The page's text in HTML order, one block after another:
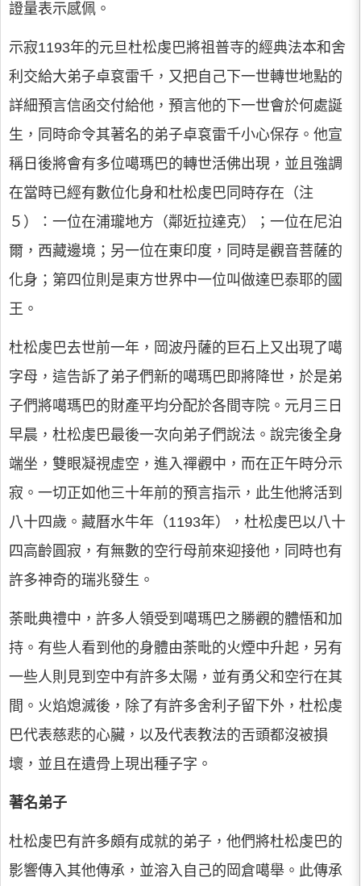
證量表示感佩。
示寂1193年的元旦杜松虔巴將祖普寺的經典法本和舍
利交給大弟子卓袞雷千，又把自己下一世轉世地點的
詳細預言信函交付給他，預言他的下一世會於何處誕
生，同時命令其著名的弟子卓袞雷千小心保存。他宣
稱日後將會有多位噶瑪巴的轉世活佛出現，並且強調
在當時已經有數位化身和杜松虔巴同時存在（注
５）：一位在浦瓏地方（鄰近拉達克）；一位在尼泊
爾，西藏邊境；另一位在東印度，同時是觀音菩薩的
化身；第四位則是東方世界中一位叫做達巴泰耶的國
王。
杜松虔巴去世前一年，岡波丹薩的巨石上又出現了噶
字母，這告訴了弟子們新的噶瑪巴即將降世，於是弟
子們將噶瑪巴的財產平均分配於各間寺院。元月三日
早晨，杜松虔巴最後一次向弟子們說法。說完後全身
端坐，雙眼凝視虛空，進入禪觀中，而在正午時分示
寂。一切正如他三十年前的預言指示，此生他將活到
八十四歲。藏曆水牛年（1193年），杜松虔巴以八十
四高齡圓寂，有無數的空行母前來迎接他，同時也有
許多神奇的瑞兆發生。
荼毗典禮中，許多人領受到噶瑪巴之勝觀的體悟和加
持。有些人看到他的身體由荼毗的火煙中升起，另有
一些人則見到空中有許多太陽，並有勇父和空行在其
間。火焰熄滅後，除了有許多舍利子留下外，杜松虔
巴代表慈悲的心臟，以及代表教法的舌頭都沒被損
壞，並且在遺骨上現出種子字。
著名弟子
杜松虔巴有許多頗有成就的弟子，他們將杜松虔巴的
影響傳入其他傳承，並溶入自己的岡倉噶舉。此傳承